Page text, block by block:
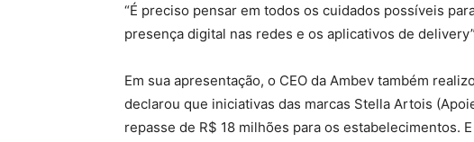
“É preciso pensar em todos os cuidados possíveis
presença digital nas redes e os aplicativos de
Em sua apresentação, o CEO da Ambev também
declarou que iniciativas das marcas Stella Artois
repasse de R$ 18 milhões para os estabelecimentos.